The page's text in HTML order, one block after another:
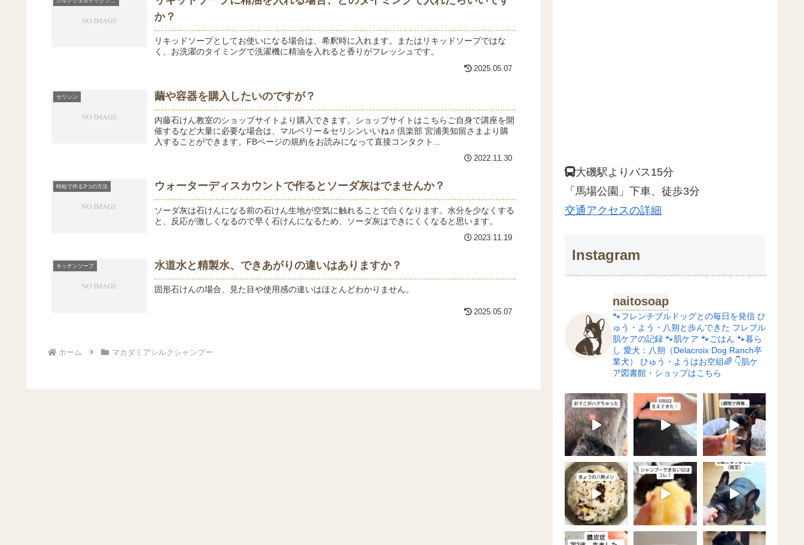
か？
リキッドソープとしてお使いになる場合は、希釈時に入れます。またはリキッドソープではな
く、お洗濯のタイミングで洗濯機に精油を入れると香りがフレッシュです。
2025.05.07
セリシン 繭や容器を購入したいのですが？
内藤石けん教室のショップサイトより購入できます。ショップサイトはこちらご自身で講座を開
催するなど大量に必要な場合は、マルベリー＆セリシンいいね♬倶楽部 宮浦美知留さまより購
入することができます。FBページの規約をお読みになって直接コンタクト...
2022.11.30
時短で作る3つの方法 ウォーターディスカウントで作るとソーダ灰はでませんか？
ソーダ灰は石けんになる前の石けん生地が空気に触れることで白くなります。水分を少なくする
と、反応が激しくなるので早く石けんになるため、ソーダ灰はできにくくなると思います。
2023.11.19
キッチンソープ 水道水と精製水、できあがりの違いはありますか？
固形石けんの場合、見た目や使用感の違いはほとんどわかりません。
2025.05.07
ホーム マカダミアシルクシャンプー
大磯駅よりバス15分
「馬場公園」下車、徒歩3分
交通アクセスの詳細
Instagram
naitosoap
🐾フレンチブルドッグとの毎日を発信 ひ
ゅう・よう・八朔と歩んできた フレブル
肌ケアの記録 🐾肌ケア 🐾ごはん 🐾暮ら
し 愛犬：八朔（Delacroix Dog Ranch卒
業犬）
ひゅう・ようはお空組🌈 👇肌ケ
ア図書館・ショップはこちら